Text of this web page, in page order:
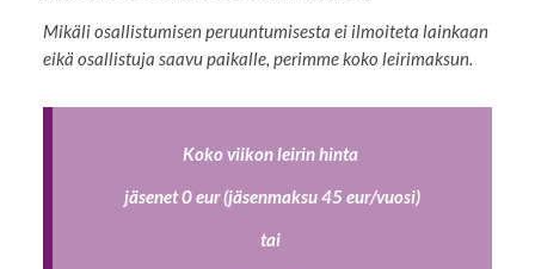
Mikäli osallistumisen peruuntumisesta ei ilmoiteta lainkaan
eikä osallistuja saavu paikalle, perimme koko leirimaksun.
Koko viikon leirin hinta
jäsenet 0 eur (jäsenmaksu 45 eur/vuosi)
tai